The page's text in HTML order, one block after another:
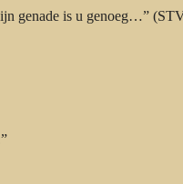
genade is u genoeg…”